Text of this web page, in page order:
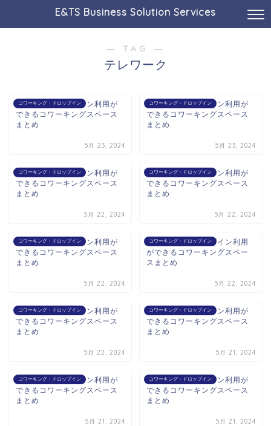
E&TS Business Solution Services
― TAG ―
テレワーク
コワーキング・ドロップイン
広島駅でドロップイン利用が
できるコワーキングスペース
まとめ
5月 23, 2024
コワーキング・ドロップイン
仙台駅でドロップイン利用が
できるコワーキングスペース
まとめ
5月 23, 2024
コワーキング・ドロップイン
金沢駅でドロップイン利用が
できるコワーキングスペース
まとめ
5月 22, 2024
コワーキング・ドロップイン
新潟駅でドロップイン利用が
できるコワーキングスペース
まとめ
5月 22, 2024
コワーキング・ドロップイン
長岡駅でドロップイン利用が
できるコワーキングスペース
まとめ
5月 22, 2024
コワーキング・ドロップイン
燕三条駅でドロップイン利用
ができるコワーキングスペー
スまとめ
5月 22, 2024
コワーキング・ドロップイン
岡山駅でドロップイン利用が
できるコワーキングスペース
まとめ
5月 22, 2024
コワーキング・ドロップイン
四条駅でドロップイン利用が
できるコワーキングスペース
まとめ
5月 21, 2024
コワーキング・ドロップイン
二条駅でドロップイン利用が
できるコワーキングスペース
まとめ
5月 21, 2024
コワーキング・ドロップイン
博多駅でドロップイン利用が
できるコワーキングスペース
まとめ
5月 21, 2024